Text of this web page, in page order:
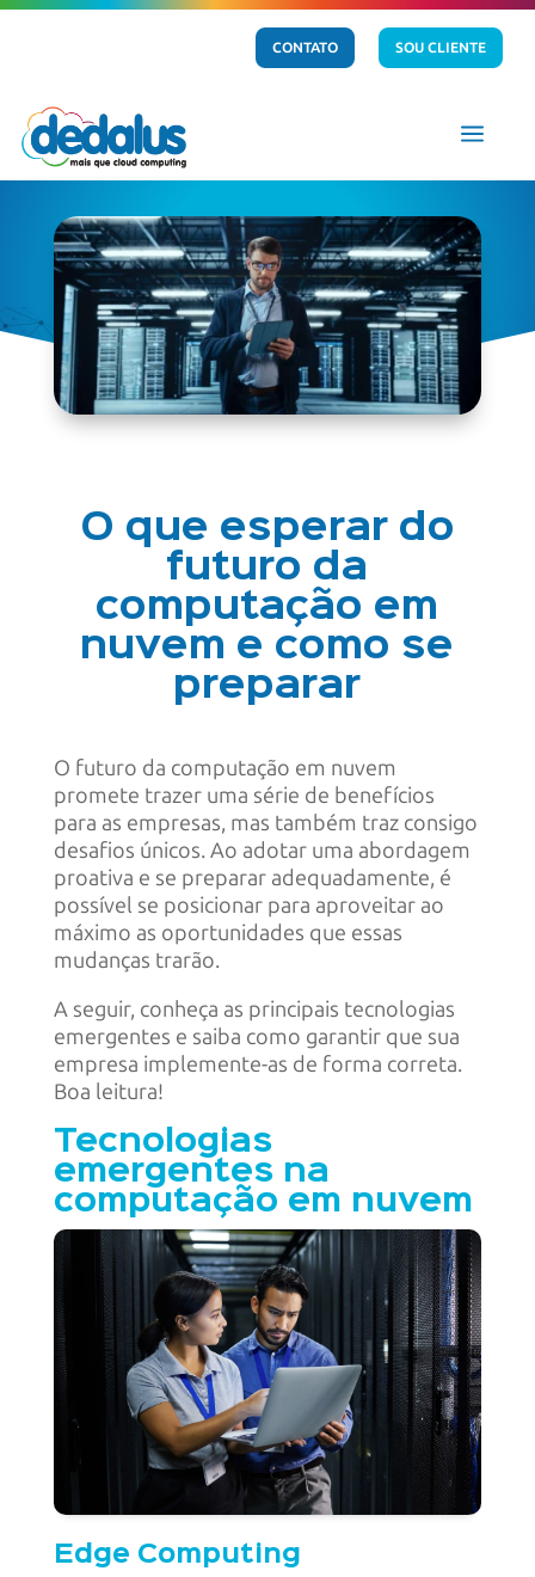
CONTATO SOU CLIENTE
a
O que esperar do
futuro da
computação em
nuvem e como se
preparar
O futuro da computação em nuvem
promete trazer uma série de benefícios
para as empresas, mas também traz consigo
desafios únicos. Ao adotar uma abordagem
proativa e se preparar adequadamente, é
possível se posicionar para aproveitar ao
máximo as oportunidades que essas
mudanças trarão.
A seguir, conheça as principais tecnologias
emergentes e saiba como garantir que sua
empresa implemente-as de forma correta.
Boa leitura!
Tecnologias
emergentes na
computação em nuvem
Edge Computing